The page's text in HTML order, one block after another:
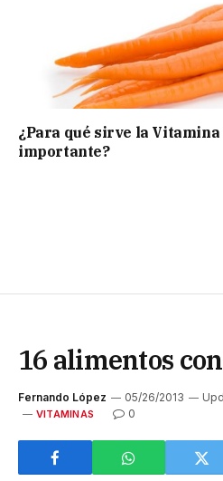
¿Para qué sirve la Vitamina
importante?
16 alimentos
Fernando López 05/26/2013
VITAMINAS 0